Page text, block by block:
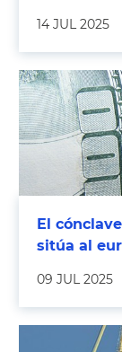
14 JUL 2025
El
sitúa al
09 JUL 2025